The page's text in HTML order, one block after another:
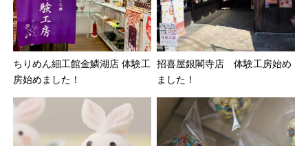
ちりめん細工館金鱗湖店 体験工
房始めました！
招喜屋銀閣寺店 体験工房始め
ました！